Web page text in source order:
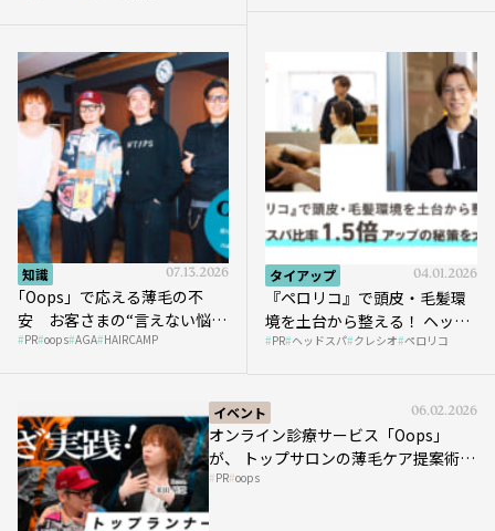
知識 07.13.2026
｢Oops」で応える薄毛の不
安 お客さまの“言えない悩
み”にどう向き合う？ ＃01
PR oops AGA HAIRCAMP
タイアップ 04.01.2026
『ペロリコ』で頭皮・毛髪環
境を土台から整える！ ヘッド
スパ比率1.5倍アップの秘策を
PR ヘッドスパ クレシオ ペロリコ
イベント 06.02.2026
オンライン診療サービス「Oops」
が、 トップサロンの薄毛ケア提案術を
HAIRCAMPで公開！
PR oops